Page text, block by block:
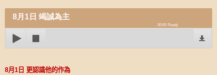
8月1日 竭誠為主
00:00 Ready
8月 1 日 更認識他的作為